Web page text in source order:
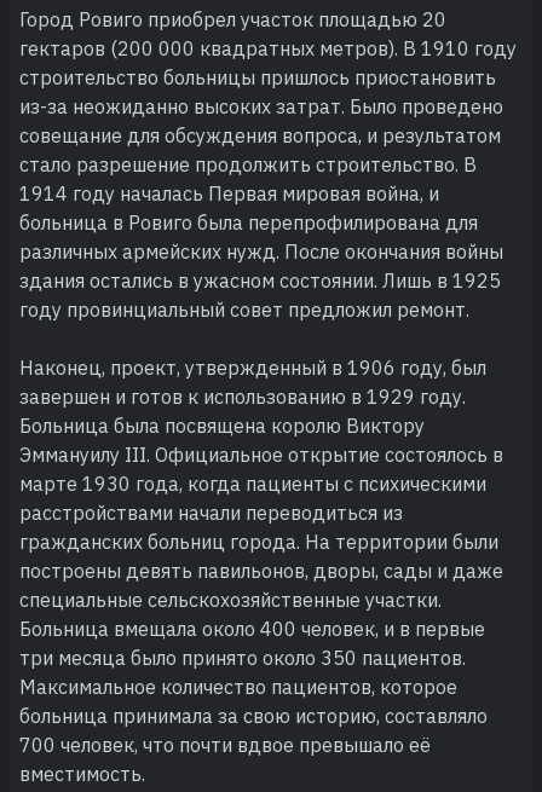
Город Ровиго приобрел участок площадью 20
гектаров (200 000 квадратных метров). В 1910 году
строительство больницы пришлось приостановить
из-за неожиданно высоких затрат. Было проведено
совещание для обсуждения вопроса, и результатом
стало разрешение продолжить строительство. В
1914 году началась Первая мировая война, и
больница в Ровиго была перепрофилирована для
различных армейских нужд. После окончания войны
здания остались в ужасном состоянии. Лишь в 1925
году провинциальный совет предложил ремонт.
Наконец, проект, утвержденный в 1906 году, был
завершен и готов к использованию в 1929 году.
Больница была посвящена королю Виктору
Эммануилу III. Официальное открытие состоялось в
марте 1930 года, когда пациенты с психическими
расстройствами начали переводиться из
гражданских больниц города. На территории были
построены девять павильонов, дворы, сады и даже
специальные сельскохозяйственные участки.
Больница вмещала около 400 человек, и в первые
три месяца было принято около 350 пациентов.
Максимальное количество пациентов, которое
больница принимала за свою историю, составляло
700 человек, что почти вдвое превышало её
вместимость.